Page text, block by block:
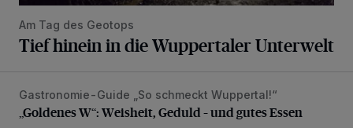
Am Tag des Geotops
Tief hinein in die Wuppertaler Unterwelt
„Goldenes W“: Weisheit, Geduld – und gutes Essen
Gastronomie-Guide „So schmeckt Wuppertal!“
„Goldenes W“: Weisheit, Geduld – und gutes Essen